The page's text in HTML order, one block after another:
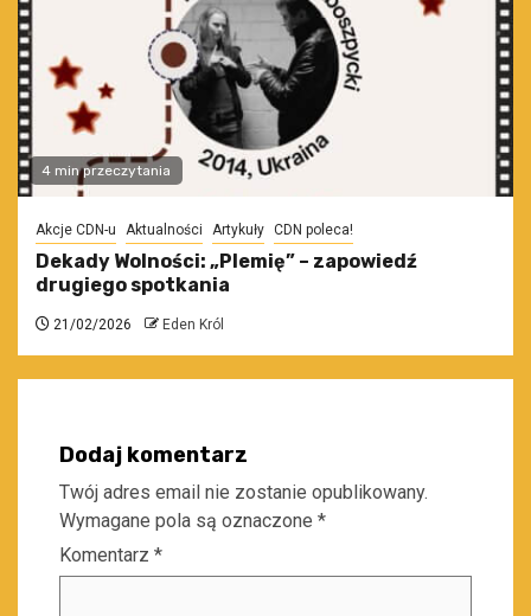
4 min przeczytania
Akcje CDN-u Aktualności Artykuły CDN poleca!
Dekady Wolności: „Plemię” – zapowiedź
drugiego spotkania
21/02/2026 Eden Król
Dodaj komentarz
Twój adres email nie zostanie opublikowany.
Wymagane pola są oznaczone *
Komentarz *